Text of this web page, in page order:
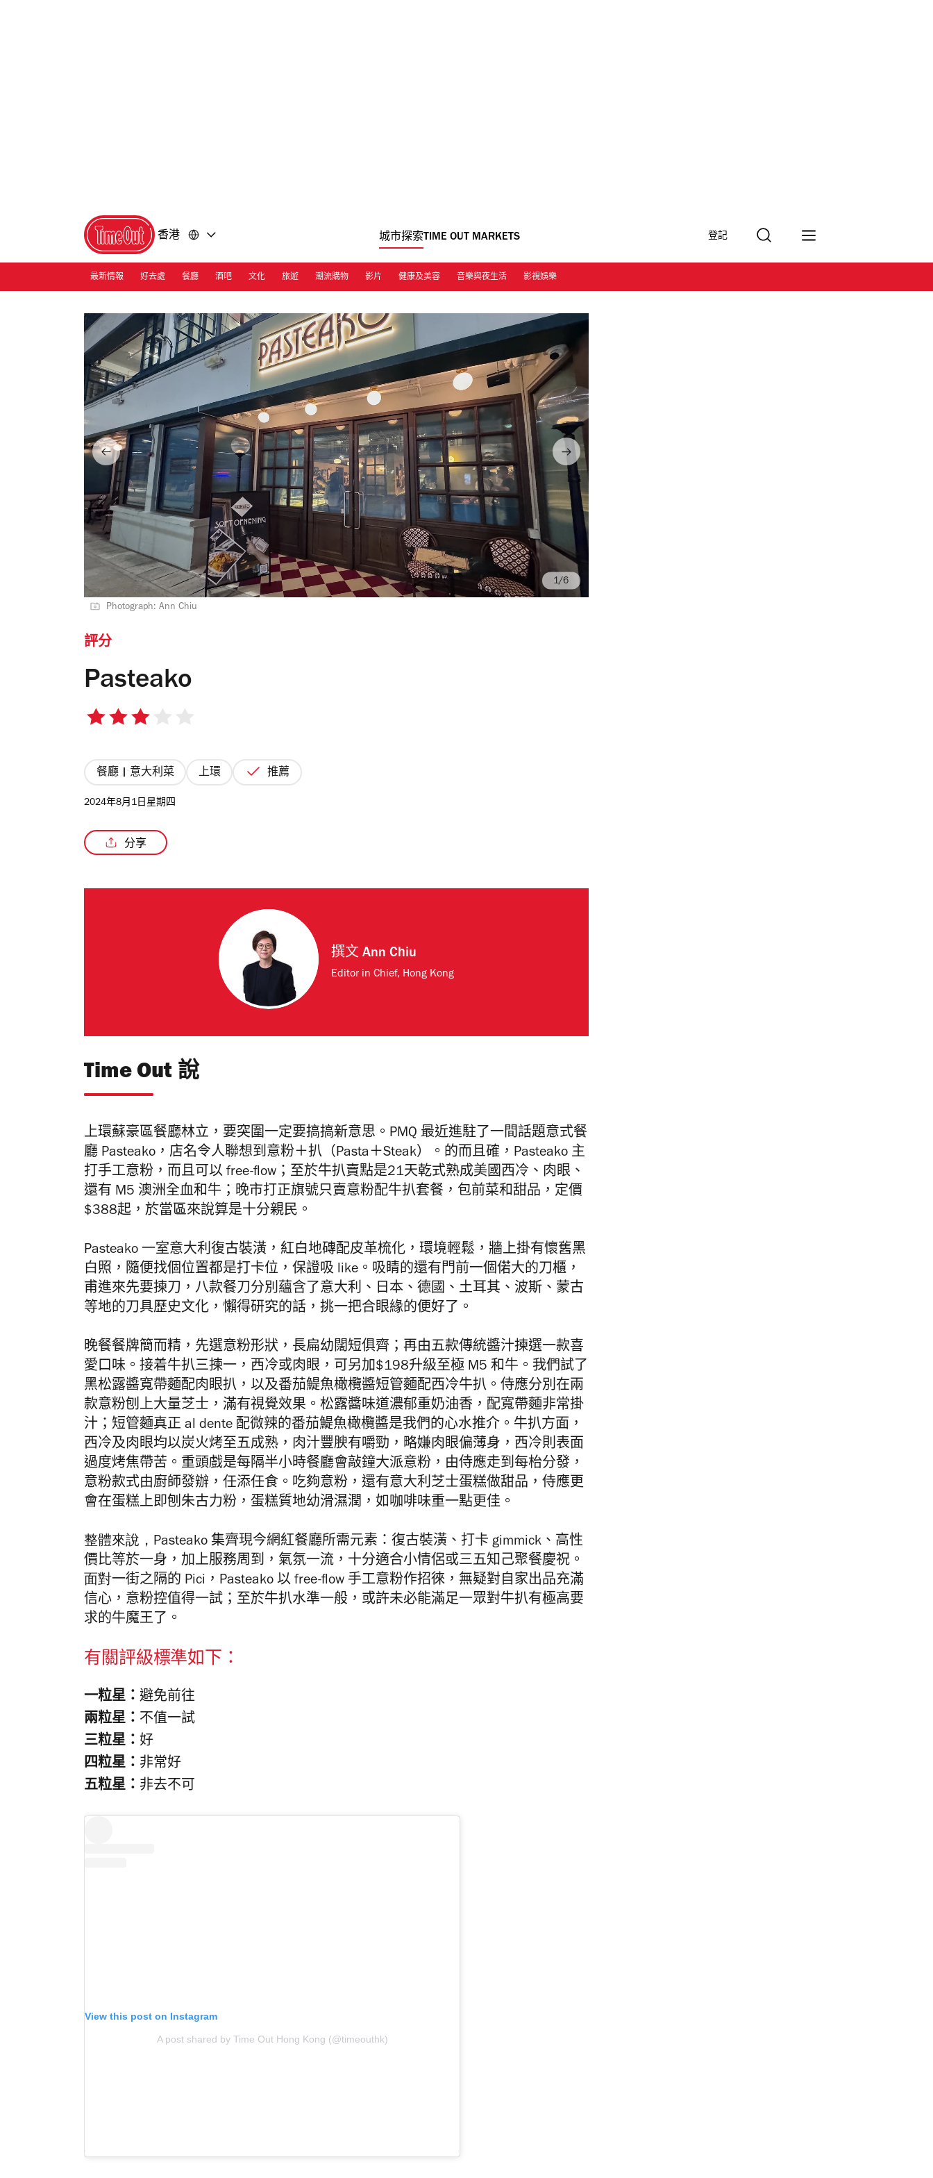
香港 城市探索TIME OUT MARKETS 登記
最新情報 好去處 餐廳 酒吧 文化 旅遊 潮流購物 影片 健康及美容 音樂與夜生活 影視娛樂
Photograph: Ann Chiu
/6
評分
Pasteako
3/5
餐廳 | 意大利菜 上環 推薦
2024年8月1日星期四
分享
撰文 Ann Chiu
Editor in Chief, Hong Kong
Time Out 說
上環蘇豪區餐廳林立，要突圍一定要搞搞新意思。PMQ 最近進駐了一間話題意式餐
廳 Pasteako ，店名令人聯想到意粉＋扒（Pasta＋Steak）。的而且確，Pasteako 主
打手工意粉，而且可以 free-flow；至於牛扒賣點是21天乾式熟成美國西冷、肉眼、
還有 M5 澳洲全血和牛；晚市打正旗號只賣意粉配牛扒套餐，包前菜和甜品，定價
$388起，於當區來說算是十分親民。
Pasteako 一室意大利復古裝潢，紅白地磚配皮革梳化，環境輕鬆，牆上掛有懷舊黑
白照，隨便找個位置都是打卡位，保證吸 like。吸睛的還有門前一個偌大的刀櫃，
甫進來先要揀刀，八款餐刀分別蘊含了意大利、日本、德國、土耳其、波斯、蒙古
等地的刀具歷史文化，懶得研究的話，挑一把合眼緣的便好了。
晚餐餐牌簡而精，先選意粉形狀，長扁幼闊短俱齊；再由五款傳統醬汁揀選一款喜
愛口味。接着牛扒三揀一，西冷或肉眼，可另加$198升級至極 M5 和牛。我們試了
黑松露醬寬帶麵配肉眼扒，以及番茄鯷魚橄欖醬短管麵配西冷牛扒。侍應分別在兩
款意粉刨上大量芝士，滿有視覺效果。松露醬味道濃郁重奶油香，配寬帶麵非常掛
汁；短管麵真正 al dente 配微辣的番茄鯷魚橄欖醬是我們的心水推介。牛扒方面，
西冷及肉眼均以炭火烤至五成熟，肉汁豐腴有嚼勁，略嫌肉眼偏薄身，西冷則表面
過度烤焦帶苦 。重頭戲是每隔半小時餐廳會敲鐘大派意粉，由侍應走到每枱分發，
意粉款式由廚師發辦，任添任食。吃夠意粉，還有意大利芝士蛋糕做甜品， 侍應更
會在蛋糕上即刨朱古力粉，蛋糕質地幼滑濕潤，如咖啡味重一點更佳。
整體來說， Pasteako 集齊現今網紅餐廳所需元素：復古裝潢、打卡 gimmick、高性
價比等於一身，加上服務周到，氣氛一流，十分適合小情侶或三五知己聚餐慶祝。
面對一街之隔的 Pici ， Pasteako 以 free-flow 手工意粉作招徠，無疑對自家出品充滿
信心，意粉控值得一試；至於牛扒水準一般，或許未必能滿足一眾對牛扒有極高要
求的牛魔王了。
有關評級標準如下：
一粒星： 避免前往
兩粒星： 不值一試
三粒星： 好
四粒星： 非常好
五粒星： 非去不可
View this post on Instagram
A post shared by Time Out Hong Kong (@timeouthk)